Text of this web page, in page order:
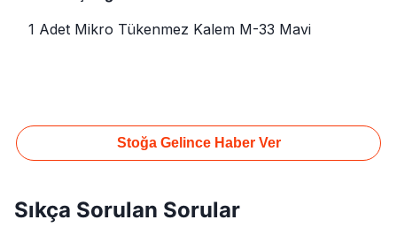
1 Adet Mikro Tükenmez Kalem M-33 Mavi
Stoğa Gelince Haber Ver
Sıkça Sorulan Sorular